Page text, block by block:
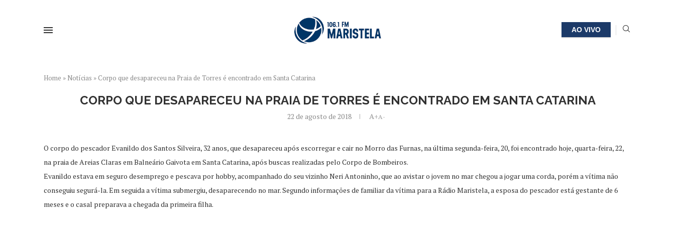
AO VIVO
Home » Notícias » Corpo que desapareceu na Praia de Torres é encontrado em Santa Catarina
CORPO QUE DESAPARECEU NA PRAIA DE TORRES É ENCONTRADO EM SANTA CATARINA
22 de agosto de 2018 A+A-
O corpo do pescador Evanildo dos Santos Silveira, 32 anos, que desapareceu após escorregar e cair no Morro das Furnas, na última segunda-feira, 20, foi encontrado hoje, quarta-feira, 22,
na praia de Areias Claras em Balneário Gaivota em Santa Catarina, após buscas realizadas pelo Corpo de Bombeiros.
Evanildo estava em seguro desemprego e pescava por hobby, acompanhado do seu vizinho Neri Antoninho, que ao avistar o jovem no mar chegou a jogar uma corda, porém a vítima não
conseguiu segurá-la. Em seguida a vítima submergiu, desaparecendo no mar. Segundo informações de familiar da vítima para a Rádio Maristela, a esposa do pescador está gestante de 6
meses e o casal preparava a chegada da primeira filha.